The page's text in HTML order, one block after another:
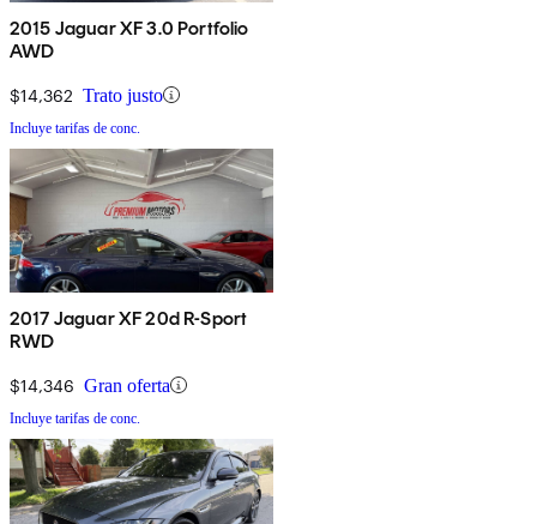
2015 Jaguar XF 3.0 Portfolio
AWD
$14,362 Trato justo
Incluye tarifas de conc.
2017 Jaguar XF 20d R-Sport
RWD
$14,346 Gran oferta
Incluye tarifas de conc.